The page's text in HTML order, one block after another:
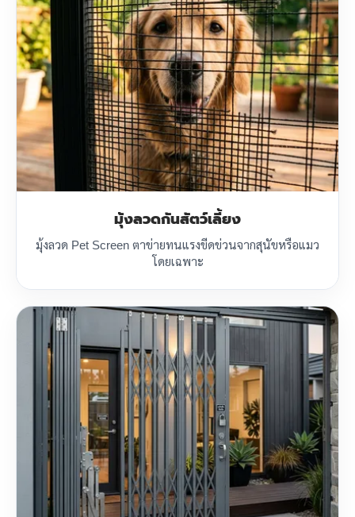
มุ้งลวดกันสัตว์เลี้ยง
มุ้งลวด Pet Screen ตาข่ายทนแรงขีดข่วนจากสุนัขหรือแมว
โดยเฉพาะ